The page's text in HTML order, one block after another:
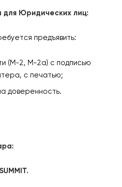
для Юридических лиц:
предъявить:
(М-2, М-2а) с подписью
с печатью;
доверенность.